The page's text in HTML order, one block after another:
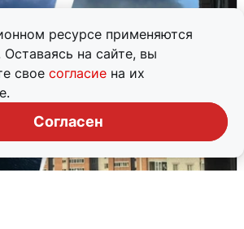
ресурсе применяются
на сайте, вы
свое согласие на их
Согласен